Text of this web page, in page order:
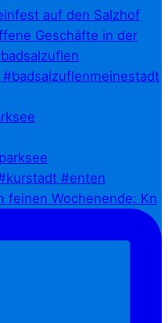
feinen Wochenende: Kn